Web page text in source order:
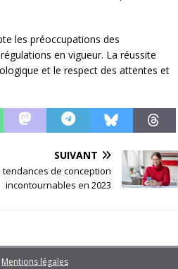
les préoccupations des
en vigueur. La réussite
et le respect des attentes et
SUIVANT
tendances de conception
incontournables en 2023
Mentions légales